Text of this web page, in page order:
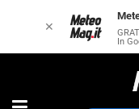
✕
In